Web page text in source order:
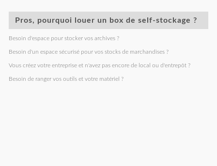
Pros, pourquoi louer un box de self-stockage ?
Besoin d'espace pour stocker vos archives ?
Besoin d'un espace sécurisé pour vos stocks de marchandises ?
Vous créez votre entreprise et n'avez pas encore de local ou d'entrepôt ?
Besoin de ranger vos outils et votre matériel ?